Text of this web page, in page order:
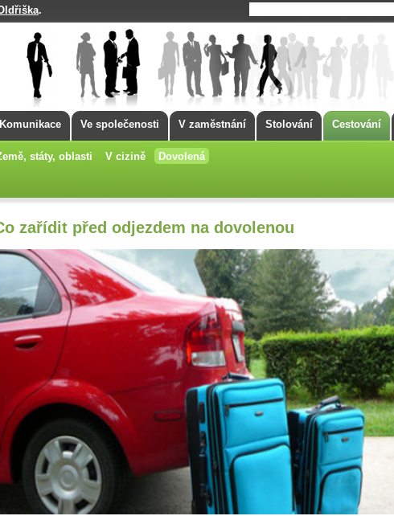
.
Komunikace Ve společenosti V zaměstnání Stolování Cestování
státy, oblasti V cizině Dovolená
zařídit před odjezdem na dovolenou